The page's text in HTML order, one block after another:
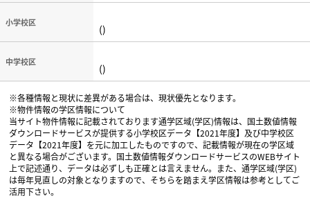
小学校区 ()
中学校区 ()
※各種情報と現状に差異がある場合は、現状優先となります。
※物件情報の学区情報について
当サイト物件情報に記載されております通学区域(学区)情報は、国土数値情報
ダウンロードサービスが提供する小学校区データ【2021年度】及び中学校区
データ【2021年度】を元に加工したものですので、記載情報が現在の学区域
と異なる場合がございます。国土数値情報ダウンロードサービスのWEBサイト
上で記述通り、データは必ずしも正確とは言えません。また、通学区域(学区)
は毎年見直しの対象となりますので、そちらを踏まえ学区情報は参考としてご
活用下さい。